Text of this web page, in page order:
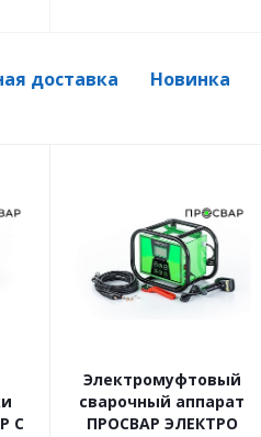
доставка Новинка
С
Электромуфтовый
сварочный аппарат
ПРОСВАР ЭЛЕКТРО